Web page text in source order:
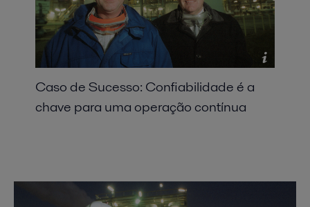
Caso de Sucesso: Confiabilidade é a
chave para uma operação contínua